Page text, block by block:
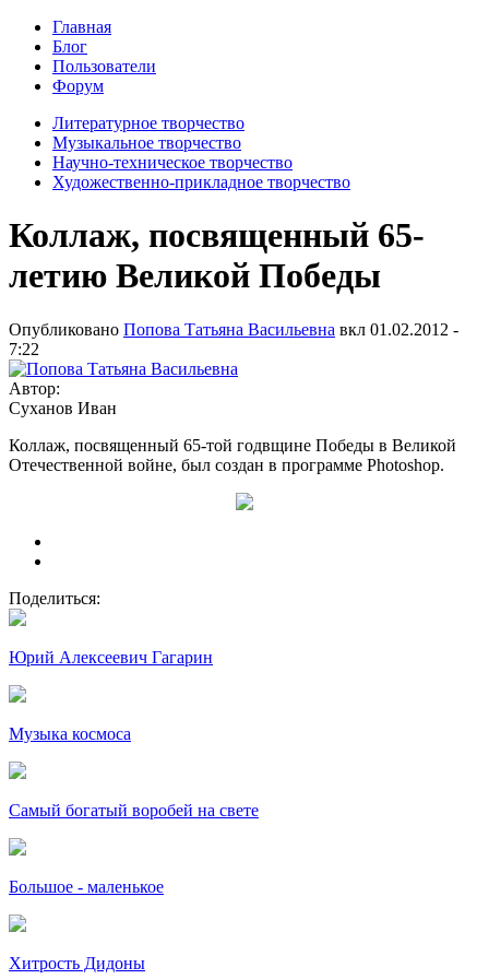
Главная
Блог
Пользователи
Форум
Литературное творчество
Музыкальное творчество
Научно-техническое творчество
Художественно-прикладное творчество
Коллаж, посвященный 65-
летию Великой Победы
Опубликовано Попова Татьяна Васильевна вкл 01.02.2012 -
7:22
Автор:
Суханов Иван
Коллаж, посвященный 65-той годвщине Победы в Великой
Отечественной войне, был создан в программе Photoshop.
Поделиться:
Юрий Алексеевич Гагарин
Музыка космоса
Самый богатый воробей на свете
Большое - маленькое
Хитрость Дидоны